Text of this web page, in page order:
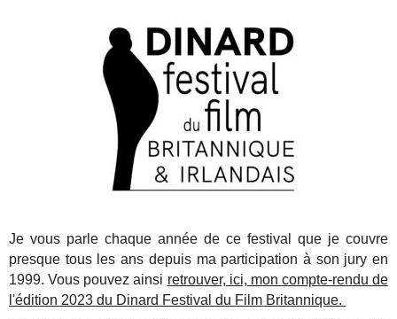
Je vous parle chaque année de ce festival que je couvre
presque tous les ans depuis ma participation à son jury en
1999. Vous pouvez ainsi retrouver, ici, mon compte-rendu de
l'édition 2023 du Dinard Festival du Film Britannique.